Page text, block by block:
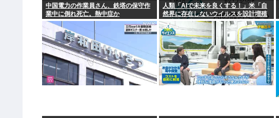
中国電力の作業員さん、鉄塔の保守作
業中に倒れ死亡。熱中症か
人類「AIで未来を良くする！」米「自
然界に存在しないウイルスを設計増殖
に成功」技術が進む程自ら破滅要因を
増やす愚種